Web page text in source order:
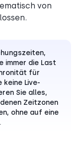
von
immer die Last
für
keine Live-
Sie alles,
Zeitzonen
ohne auf eine